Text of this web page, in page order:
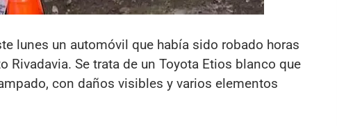
lunes un automóvil que había sido robado horas
Se trata de un Toyota Etios blanco que
con daños visibles y varios elementos